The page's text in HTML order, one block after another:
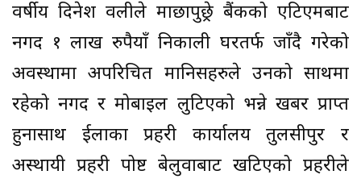
वर्षीय दिनेश वलीले माछापुछ्रे बैंकको एटिएमबाट
नगद १ लाख रुपैयाँ निकाली घरतर्फ जाँदै गरेको
अवस्थामा अपरिचित मानिसहरुले उनको साथमा
रहेको नगद र मोबाइल लुटिएको भन्ने खबर प्राप्त
हुनासाथ ईलाका प्रहरी कार्यालय तुलसीपुर र
अस्थायी प्रहरी पोष्ट बेलुवाबाट खटिएको प्रहरीले